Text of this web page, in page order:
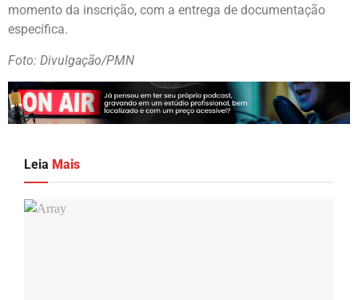
momento da inscrição, com a entrega de documentação
específica.
Foto: Divulgação/PMN
Leia Mais